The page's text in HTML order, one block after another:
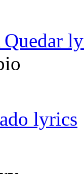
lyrics